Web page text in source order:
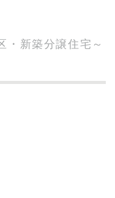
新築分譲住宅～